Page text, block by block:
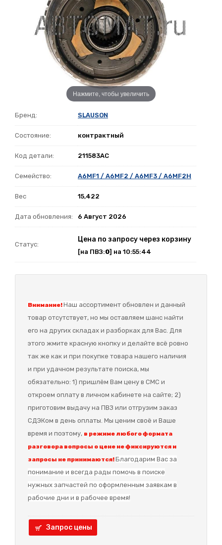
Нажмите, чтобы увеличить
Бренд: SLAUSON
Состояние: контрактный
Код детали: 211583AC
Семейство: A6MF1 / A6MF2 / A6MF3 / A6MF2H
Вес 15,422
Дата обновления: 6 Август 2026
Статус:
Цена по запросу через корзину
[на ПВЗ:0] на 10:55:44
Внимание!Наш ассортимент обновлен и данный
товар отсутствует, но мы оставляем шанс найти
его на других складах и разборках для Вас. Для
этого жмите красную кнопку и делайте всё ровно
так же как и при покупке товара нашего наличия
и при удачном результате поиска, мы
обязательно: 1) пришлём Вам цену в СМС и
откроем оплату в личном кабинете на сайте; 2)
приготовим выдачу на ПВЗ или отгрузим заказ
СДЭКом в день оплаты. Мы ценим своё и Ваше
время и поэтому, в режиме любого формата
разговора вопросы о цене не фиксируются и
запросы не принимаются!Благодарим Вас за
понимание и всегда рады помочь в поиске
нужных запчастей по оформленным заявкам в
рабочие дни и в рабочее время!
Запрос цены